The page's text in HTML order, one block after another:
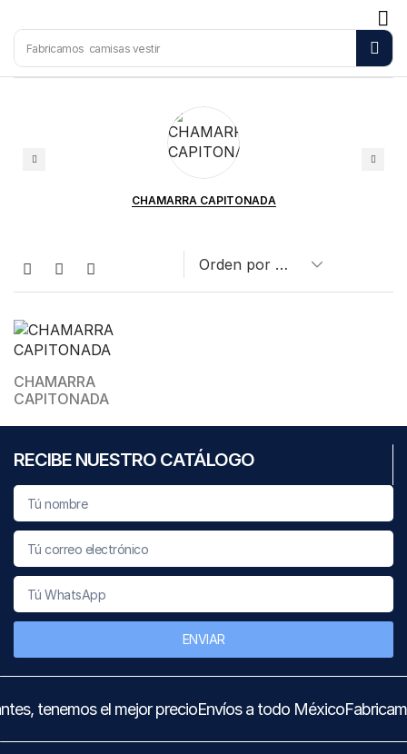
Fabricamos camisas vestir
CHAMARRA CAPITONADA
CHAMARRA
CAPITONADA
RECIBE NUESTRO CATÁLOGO
ENVIAR
tenemos el mejor precioEnvíos a todo México